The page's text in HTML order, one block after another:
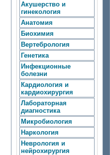
Акушерство и
гинекология
Анатомия
Биохимия
Вертебрология
Генетика
Инфекционные
болезни
Кардиология и
кардиохирургия
Лабораторная
диагностика
Микробиология
Наркология
Неврология и
нейрохирургия